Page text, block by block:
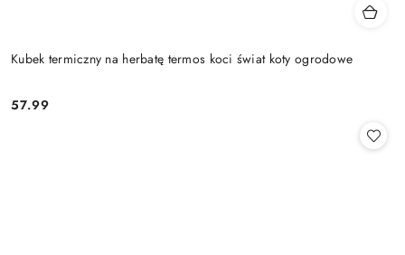
Kubek termiczny na herbatę termos koci świat koty ogrodowe
Cena:
57.99